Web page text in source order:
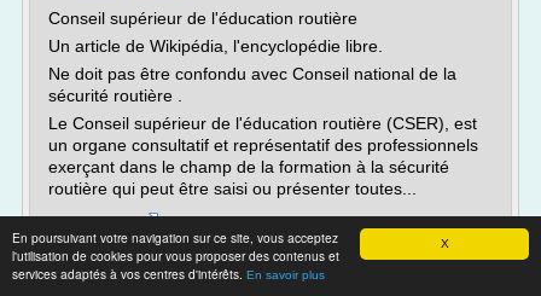
X
En poursuivant votre navigation sur ce site, vous acceptez
l'utilisation de cookies pour vous proposer des contenus et
services adaptés à vos centres d'intérêts. En savoir plus
Conseil supérieur de l'éducation routière
Un article de Wikipédia, l'encyclopédie libre.
Ne doit pas être confondu avec Conseil national de la
sécurité routière .
Le Conseil supérieur de l'éducation routière (CSER), est
un organe consultatif et représentatif des professionnels
exerçant dans le champ de la formation à la sécurité
routière qui peut être saisi ou présenter toutes...
Date:2017-09-27 16:36:04
Site :https://fr.wikipedia.org